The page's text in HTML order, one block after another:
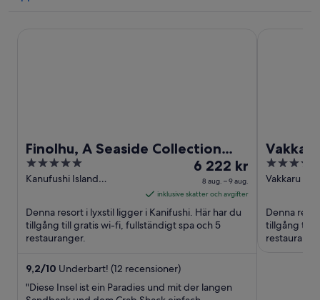
Finolhu, A Seaside Collection
Resort, a Member of Design
Hotels
5
out
5
Kanufushi Island
Priset
är
6 222 kr
per
natt
och
6 222 kr
8 aug. – 9 aug.
inklusive skatter och avgifter
Denna resort i lyxstil ligger i Kanifushi. Här har du
tillgång till gratis wi-fi, fullständigt spa och 5
restauranger.
9,2/10 Underbart! (12 recensioner)
"Diese Insel ist ein Paradies und mit der langen
5
out
5
Vakkaru
Denna
tillgång till